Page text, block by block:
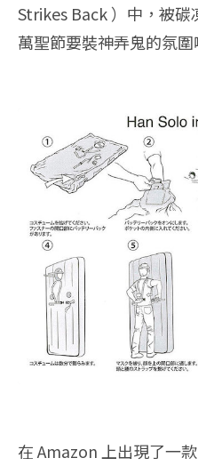
Strikes Back ）中，被
萬聖節要裝神弄鬼的氛圍
在 Amazon 上出現了一